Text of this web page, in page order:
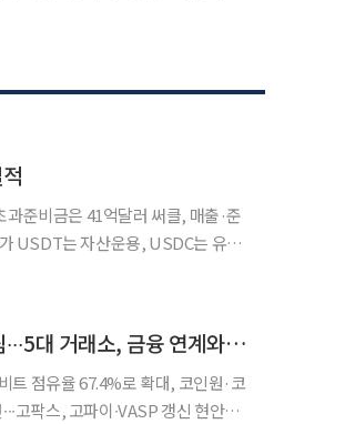
준비금은 41억달러 써클, 매출·준
USDT는 자산운용, USDC는 유통
[국내 5대 거래소] 거래 감소기 더 커진 쏠림∙∙∙5대 거래소, 금융 연계와 규제 대응으로 재편
트 점유율 67.4%로 확대, 코인원·코
고팍스, 고파이∙VASP 갱신 현안에